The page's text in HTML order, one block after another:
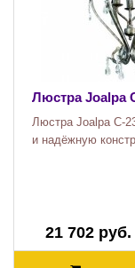
Люстра Joalpa
Люстра Joalpa C-
и надёжную
21 702 руб.